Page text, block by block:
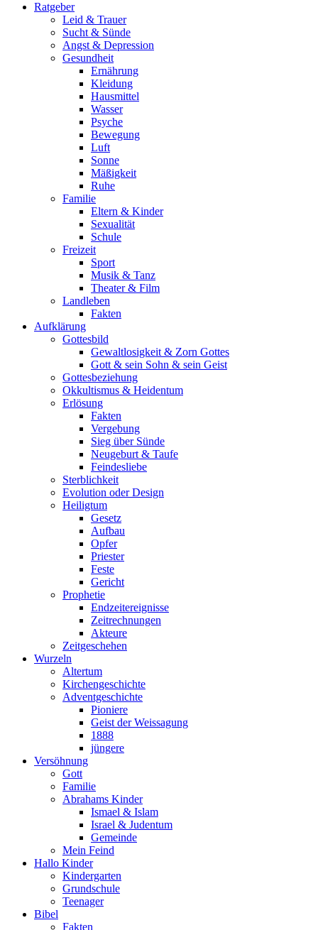
Ratgeber
Leid & Trauer
Sucht & Sünde
Angst & Depression
Gesundheit
Ernährung
Kleidung
Hausmittel
Wasser
Psyche
Bewegung
Luft
Sonne
Mäßigkeit
Ruhe
Familie
Eltern & Kinder
Sexualität
Schule
Freizeit
Sport
Musik & Tanz
Theater & Film
Landleben
Fakten
Aufklärung
Gottesbild
Gewaltlosigkeit & Zorn Gottes
Gott & sein Sohn & sein Geist
Gottesbeziehung
Okkultismus & Heidentum
Erlösung
Fakten
Vergebung
Sieg über Sünde
Neugeburt & Taufe
Feindesliebe
Sterblichkeit
Evolution oder Design
Heiligtum
Gesetz
Aufbau
Opfer
Priester
Feste
Gericht
Prophetie
Endzeitereignisse
Zeitrechnungen
Akteure
Zeitgeschehen
Wurzeln
Altertum
Kirchengeschichte
Adventgeschichte
Pioniere
Geist der Weissagung
1888
jüngere
Versöhnung
Gott
Familie
Abrahams Kinder
Ismael & Islam
Israel & Judentum
Gemeinde
Mein Feind
Hallo Kinder
Kindergarten
Grundschule
Teenager
Bibel
Fakten